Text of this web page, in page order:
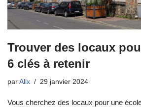
Trouver des locaux
6 clés à retenir
par Alix 29 janvier 2024
Vous cherchez des locaux pour une